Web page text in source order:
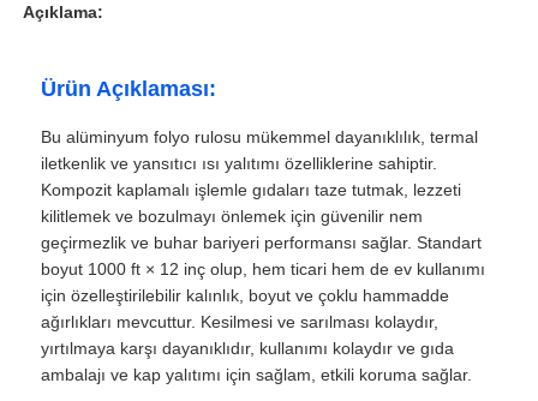
Açıklama:
Ürün Açıklaması:
Bu alüminyum folyo rulosu mükemmel dayanıklılık, termal
iletkenlik ve yansıtıcı ısı yalıtımı özelliklerine sahiptir.
Kompozit kaplamalı işlemle gıdaları taze tutmak, lezzeti
kilitlemek ve bozulmayı önlemek için güvenilir nem
geçirmezlik ve buhar bariyeri performansı sağlar. Standart
boyut 1000 ft × 12 inç olup, hem ticari hem de ev kullanımı
için özelleştirilebilir kalınlık, boyut ve çoklu hammadde
ağırlıkları mevcuttur. Kesilmesi ve sarılması kolaydır,
yırtılmaya karşı dayanıklıdır, kullanımı kolaydır ve gıda
ambalajı ve kap yalıtımı için sağlam, etkili koruma sağlar.